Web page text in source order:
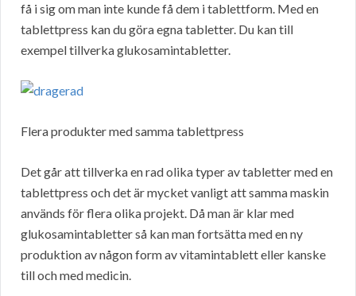
få i sig om man inte kunde få dem i tablettform. Med en
tablettpress kan du göra egna tabletter. Du kan till
exempel tillverka glukosamintabletter.
Flera produkter med samma tablettpress
Det går att tillverka en rad olika typer av tabletter med en
tablettpress och det är mycket vanligt att samma maskin
används för flera olika projekt. Då man är klar med
glukosamintabletter så kan man fortsätta med en ny
produktion av någon form av vitamintablett eller kanske
till och med medicin.